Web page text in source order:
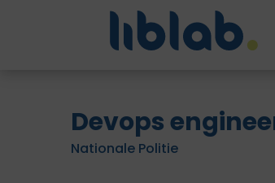
Devops
Nationale Politie